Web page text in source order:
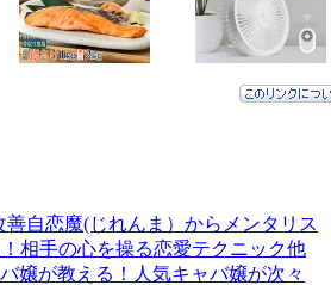
自恋魔(じれんま）からメンタリス
！相手の心を操る恋愛テクニック他
嬢が教える！人気キャバ嬢が次々